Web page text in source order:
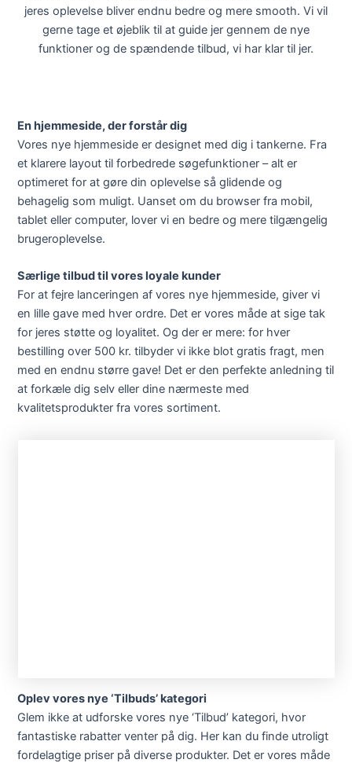
jeres oplevelse bliver endnu bedre og mere smooth. Vi vil
gerne tage et øjeblik til at guide jer gennem de nye
funktioner og de spændende tilbud, vi har klar til jer.
En hjemmeside, der forstår dig
Vores nye hjemmeside er designet med dig i tankerne. Fra
et klarere layout til forbedrede søgefunktioner – alt er
optimeret for at gøre din oplevelse så glidende og
behagelig som muligt. Uanset om du browser fra mobil,
tablet eller computer, lover vi en bedre og mere tilgængelig
brugeroplevelse.
Særlige tilbud til vores loyale kunder
For at fejre lanceringen af vores nye hjemmeside, giver vi
en lille gave med hver ordre. Det er vores måde at sige tak
for jeres støtte og loyalitet. Og der er mere: for hver
bestilling over 500 kr. tilbyder vi ikke blot gratis fragt, men
med en endnu større gave! Det er den perfekte anledning til
at forkæle dig selv eller dine nærmeste med
kvalitetsprodukter fra vores sortiment.
Oplev vores nye ‘Tilbuds’ kategori
Glem ikke at udforske vores nye ‘Tilbud’ kategori, hvor
fantastiske rabatter venter på dig. Her kan du finde utroligt
fordelagtige priser på diverse produkter. Det er vores måde